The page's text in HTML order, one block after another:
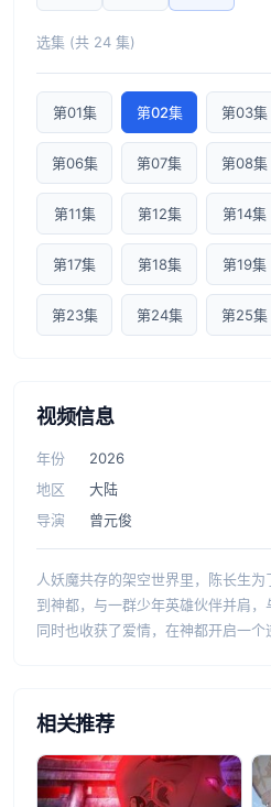
选集 (共 24 集)
第01集 第02集 第03集
第06集 第07集 第08集
第11集 第12集 第14集
第17集 第18集 第19集
第23集 第24集 第25集
视频信息
年份
2026
地区
大陆
导演
曾元俊
人妖魔共存的架空世界里，陈长生
到神都，与一群少年英雄伙伴并肩，
同时也收获了爱情，在神都开启一个
相关推荐